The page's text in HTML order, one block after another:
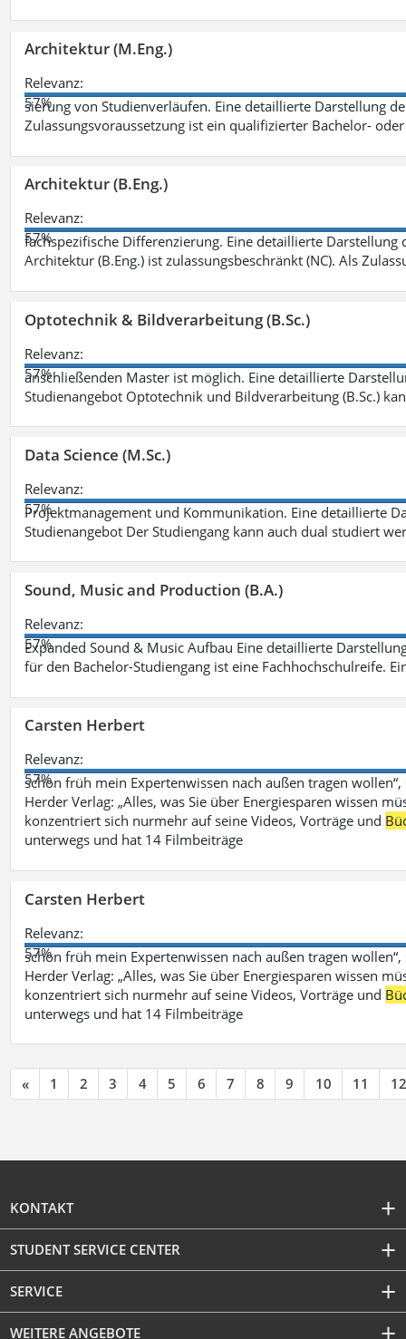
Architektur (M.Eng.)
Relevanz:
57%
sierung von Studienverläufen. Eine detaillierte Darstellung
Zulassungsvoraussetzung ist ein qualifizierter Bachelor-
Architektur (B.Eng.)
Relevanz:
57%
fachspezifische Differenzierung. Eine detaillierte
Architektur (B.Eng.) ist zulassungsbeschränkt (NC). Als
Optotechnik & Bildverarbeitung (B.Sc.)
Relevanz:
57%
anschließenden Master ist möglich. Eine detaillierte
Studienangebot Optotechnik und Bildverarbeitung (B.Sc.)
Data Science (M.Sc.)
Relevanz:
57%
Projektmanagement und Kommunikation. Eine detaillierte
Studienangebot Der Studiengang kann auch dual studiert
Sound, Music and Production (B.A.)
Relevanz:
57%
Expanded Sound & Music Aufbau Eine detaillierte
für den Bachelor-Studiengang ist eine Fachhochschulreife.
Carsten Herbert
Relevanz:
57%
schon früh mein Expertenwissen nach außen tragen
Herder Verlag: „Alles, was Sie über Energiesparen wissen
konzentriert sich nurmehr auf seine Videos, Vorträge und
unterwegs und hat 14 Filmbeiträge
Carsten Herbert
Relevanz:
57%
schon früh mein Expertenwissen nach außen tragen
Herder Verlag: „Alles, was Sie über Energiesparen wissen
konzentriert sich nurmehr auf seine Videos, Vorträge und
unterwegs und hat 14 Filmbeiträge
« 1 2 3 4 5 6 7 8 9 10 11 12
KONTAKT
STUDENT SERVICE CENTER
SERVICE
WEITERE ANGEBOTE